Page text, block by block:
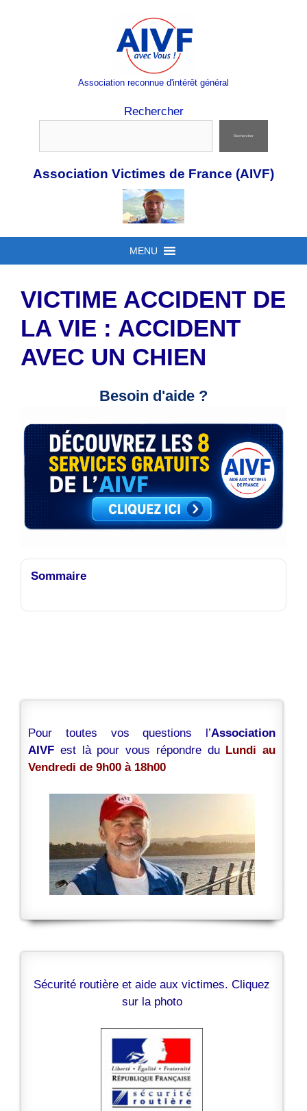
Association reconnue d'intérêt général
Rechercher
Rechercher
Association Victimes de France (AIVF)
MENU
VICTIME ACCIDENT DE
LA VIE : ACCIDENT
AVEC UN CHIEN
Besoin d'aide ?
Sommaire
Pour toutes vos questions l’Association
AIVF est là pour vous répondre du Lundi au
Vendredi de 9h00 à 18h00
Sécurité routière et aide aux victimes. Cliquez
sur la photo